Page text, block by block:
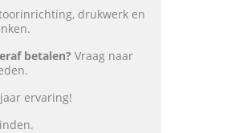
drukwerk en
betalen? Vraag naar
ervaring!